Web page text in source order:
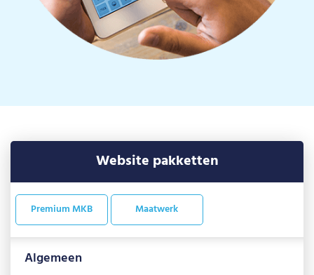
Website pakketten
Premium MKB Maatwerk
Algemeen